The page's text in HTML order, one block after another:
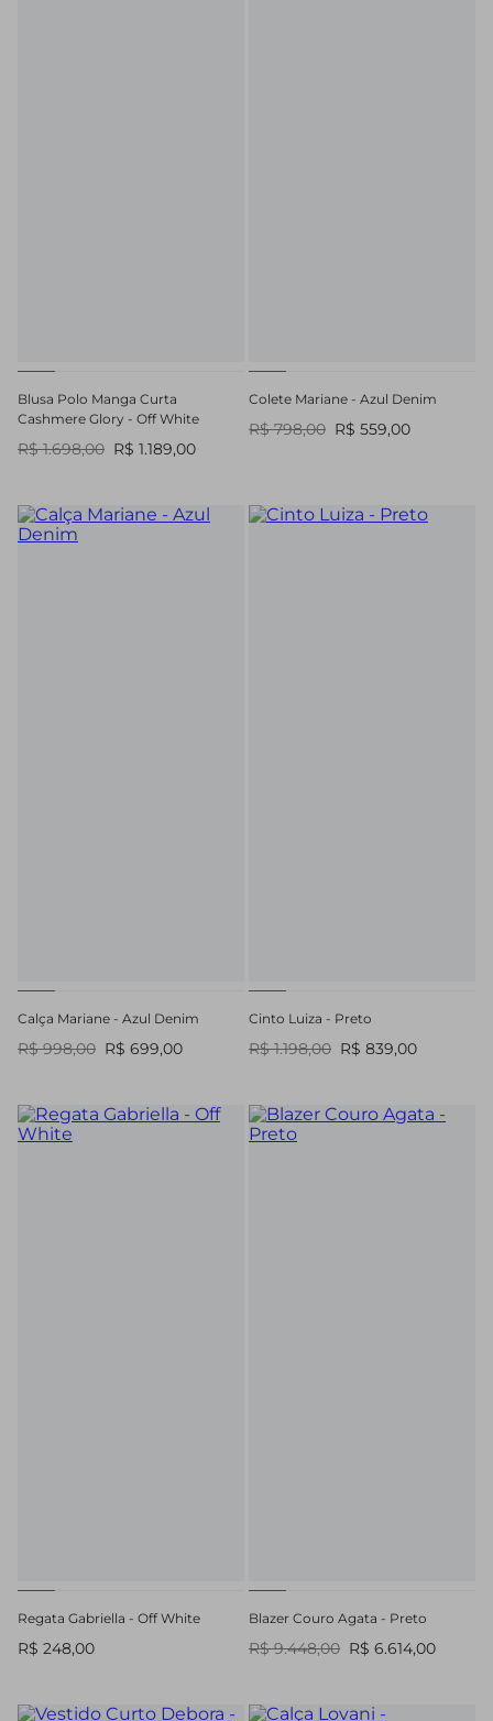
Blusa Polo Manga Curta
Cashmere Glory - Off White
R$ 1.698,00 R$ 1.189,00
Colete Mariane - Azul Denim
R$ 798,00 R$ 559,00
Calça Mariane - Azul Denim
R$ 998,00 R$ 699,00
Cinto Luiza - Preto
R$ 1.198,00 R$ 839,00
Regata Gabriella - Off White
R$ 248,00
Blazer Couro Agata - Preto
R$ 9.448,00 R$ 6.614,00